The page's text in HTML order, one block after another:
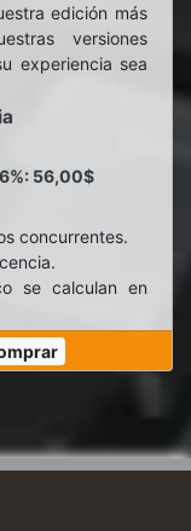
edición más
versiones
experiencia sea
56,00$
concurrentes.
se calculan en